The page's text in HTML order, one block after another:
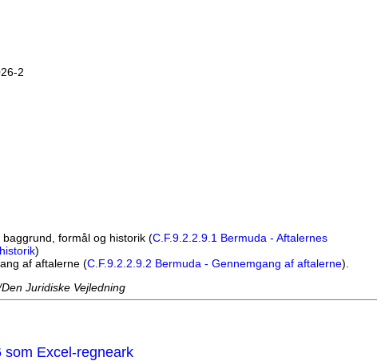
2
formål og historik (C.F.9.2.2.9.1 Bermuda - Aftalernes
)
af aftalerne (C.F.9.2.2.9.2 Bermuda - Gennemgang af aftalerne).
Juridiske Vejledning
som Excel-regneark